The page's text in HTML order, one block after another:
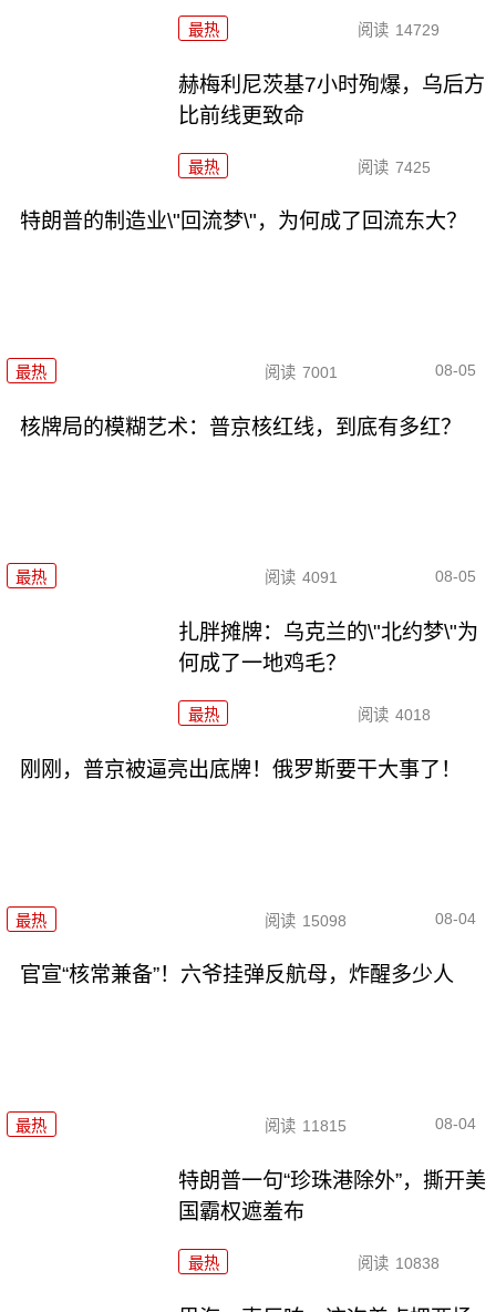
最热 阅读 14729
赫梅利尼茨基7小时殉爆，乌后方
比前线更致命
最热 阅读 7425
特朗普的制造业\"回流梦\"，为何成了回流东大？
最热 阅读 7001 08-05
核牌局的模糊艺术：普京核红线，到底有多红？
最热 阅读 4091 08-05
扎胖摊牌：乌克兰的\"北约梦\"为
何成了一地鸡毛？
最热 阅读 4018
刚刚，普京被逼亮出底牌！俄罗斯要干大事了！
最热 阅读 15098 08-04
官宣“核常兼备”！六爷挂弹反航母，炸醒多少人
最热 阅读 11815 08-04
特朗普一句“珍珠港除外”，撕开美
国霸权遮羞布
最热 阅读 10838